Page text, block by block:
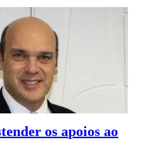
os apoios ao